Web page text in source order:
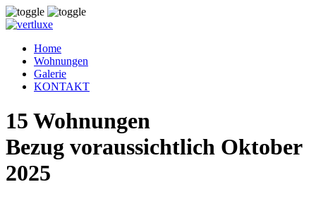
Home
Wohnungen
Galerie
KONTAKT
15 Wohnungen
Bezug voraussichtlich Oktober
2025